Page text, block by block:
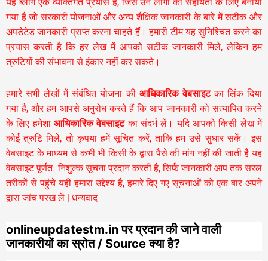
गया है जो सरकारी योजनाओं और अन्य शैक्षिक जानकारी के बारे में सटीक और
अपडेटेड जानकारी प्राप्त करना चाहते हैं। हमारी टीम यह सुनिश्चित करने का
प्रयास करती है कि हर लेख में आपको सटीक जानकारी मिले, लेकिन हम
त्रुटियों की संभावना से इंकार नहीं कर सकते।
हमारे सभी लेखों में संबंधित योजना की आधिकारिक वेबसाइटका लिंक दिया
गया है, और हम आपसे अनुरोध करते हैं कि आप जानकारी को सत्यापित करने
के लिए हमेशा आधिकारिक वेबसाइटका संदर्भ लें। यदि आपको किसी लेख में
कोई त्रुटि मिले, तो कृपया हमें सूचित करें, ताकि हम उसे सुधार सकें। इस
वेबसाइट के माध्यम से कभी भी किसी के द्वारा पैसे की मांग नहीं की जाती है यह
वेबसाइट पूर्णतः निशुल्क सूचना प्रदान करती है,सिर्फ जानकारी आप तक सरल
तरीकों से पहुंचे यही हमारा उद्देश्य है, हमारे दिए गए सूचनाओं को एक बार अपने
द्वारा जांच परख लें | धन्यवाद
onlineupdatestm.in पर प्रदान की जाने वाली
जानकारीयों का स्रोत / Source क्या है?